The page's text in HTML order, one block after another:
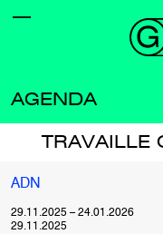
AGENDA
TRAVAILLE
ADN
29.11.2025 – 24.01.2026
29.11.2025